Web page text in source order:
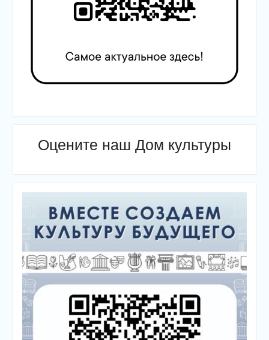
Оцените наш Дом культуры